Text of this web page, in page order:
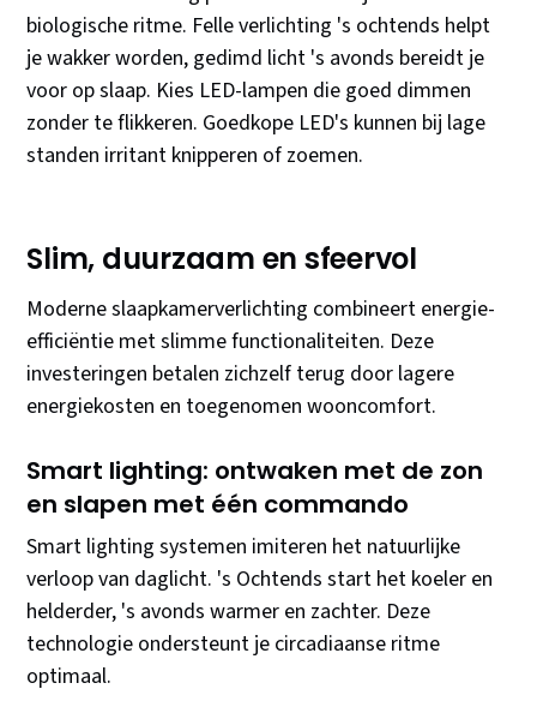
biologische ritme. Felle verlichting 's ochtends helpt
je wakker worden, gedimd licht 's avonds bereidt je
voor op slaap. Kies LED-lampen die goed dimmen
zonder te flikkeren. Goedkope LED's kunnen bij lage
standen irritant knipperen of zoemen.
Slim, duurzaam en sfeervol
Moderne slaapkamerverlichting combineert energie-
efficiëntie met slimme functionaliteiten. Deze
investeringen betalen zichzelf terug door lagere
energiekosten en toegenomen wooncomfort.
Smart lighting: ontwaken met de zon
en slapen met één commando
Smart lighting systemen imiteren het natuurlijke
verloop van daglicht. 's Ochtends start het koeler en
helderder, 's avonds warmer en zachter. Deze
technologie ondersteunt je circadiaanse ritme
optimaal.